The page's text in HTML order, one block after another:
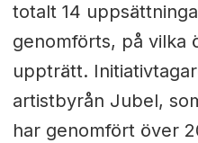
totalt 14
genomförts, på vilka
uppträtt.
artistbyrån Jubel,
har genomfört över